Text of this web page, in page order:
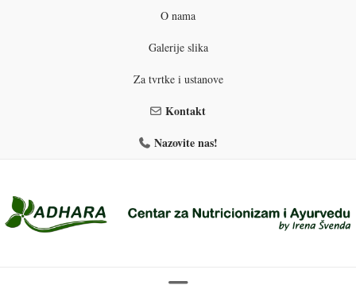
O nama
Galerije slika
Za tvrtke i ustanove
Kontakt
Nazovite nas!